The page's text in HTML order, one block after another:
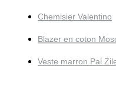
Chemisier Valentino
Blazer en coton
Veste marron Pal